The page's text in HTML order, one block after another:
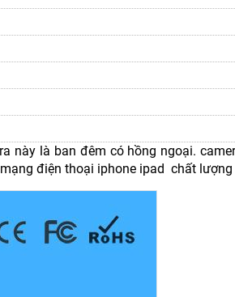
này là ban đêm có hồng ngoại.
điện thoại iphone ipad chất lượng